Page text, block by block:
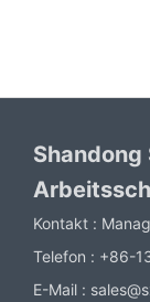
Shandong
Kontakt :
Telefon : +86-
E-Mail :